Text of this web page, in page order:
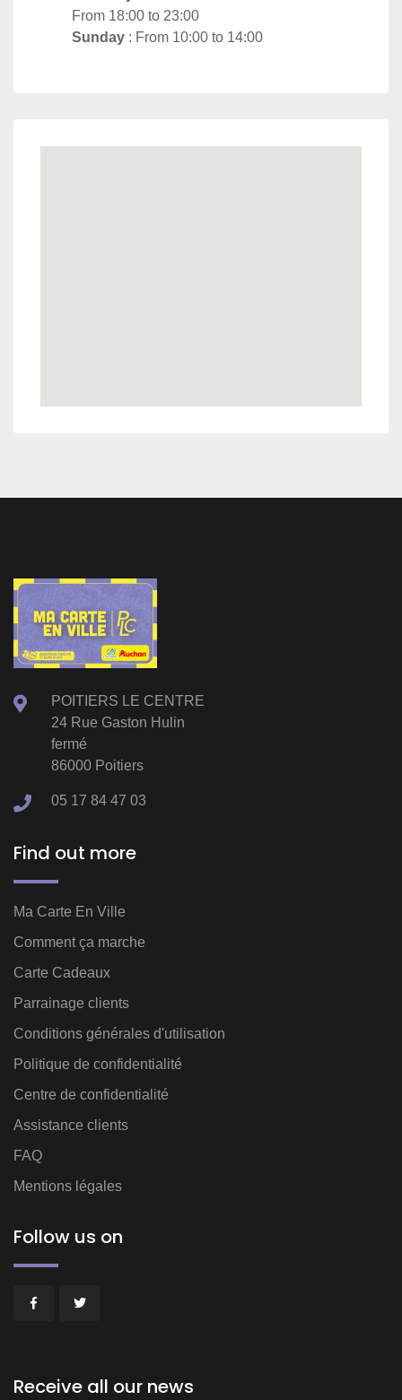
From 18:00 to 23:00
Sunday : From 10:00 to 14:00
POITIERS LE CENTRE
24 Rue Gaston Hulin
fermé
86000 Poitiers
05 17 84 47 03
Find out more
Ma Carte En Ville
Comment ça marche
Carte Cadeaux
Parrainage clients
Conditions générales d'utilisation
Politique de confidentialité
Centre de confidentialité
Assistance clients
FAQ
Mentions légales
Follow us on
Receive all our news